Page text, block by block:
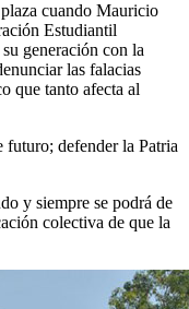
cuando Mauricio
Estudiantil
generación con la
las falacias
que tanto afecta al
defender la Patria
y siempre se podrá de
colectiva de que la